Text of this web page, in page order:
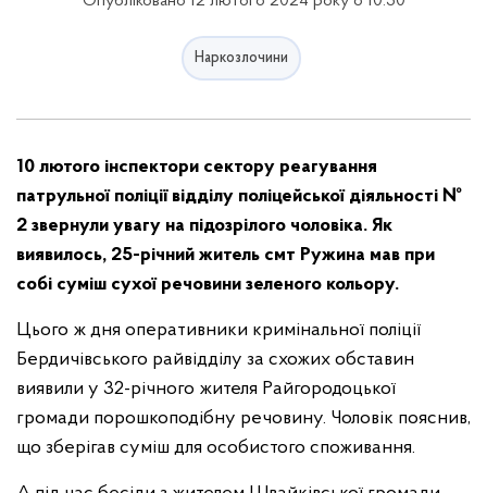
Наркозлочини
10 лютого інспектори сектору реагування
патрульної поліції відділу поліцейської діяльності №
2 звернули увагу на підозрілого чоловіка. Як
виявилось, 25-річний житель смт Ружина мав при
собі суміш сухої речовини зеленого кольору.
Цього ж дня оперативники кримінальної поліції
Бердичівського райвідділу за схожих обставин
виявили у 32-річного жителя Райгородоцької
громади порошкоподібну речовину. Чоловік пояснив,
що зберігав суміш для особистого споживання.